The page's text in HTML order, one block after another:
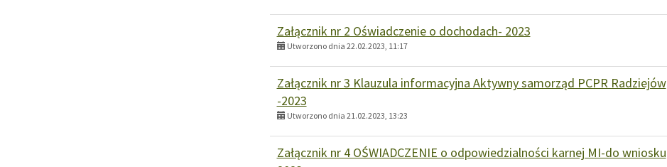
Załącznik nr 2 Oświadczenie o dochodach- 2023
Utworzono dnia 22.02.2023, 11:17
Załącznik nr 3 Klauzula informacyjna Aktywny samorząd PCPR Radziejów
-2023
Utworzono dnia 21.02.2023, 13:23
Załącznik nr 4 OŚWIADCZENIE o odpowiedzialności karnej MI-do wniosku